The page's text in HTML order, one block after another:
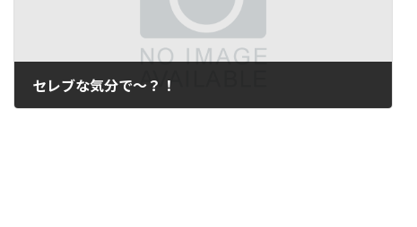
セレブな気分で～？！